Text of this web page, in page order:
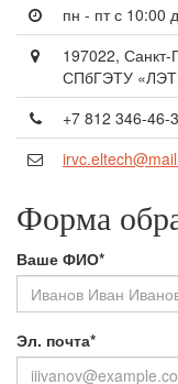
пн - пт с 10:00
197022,
СПбГЭТУ
+7 812 346-46-
Форма
Ваше ФИО*
Эл. почта*